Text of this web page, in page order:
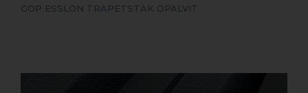
GOP ESSLON TRAPETSTAK OPALVIT